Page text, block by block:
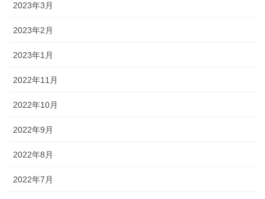
2023年3月
2023年2月
2023年1月
2022年11月
2022年10月
2022年9月
2022年8月
2022年7月